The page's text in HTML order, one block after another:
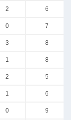
2
6
0
7
3
8
1
8
2
5
1
6
0
9